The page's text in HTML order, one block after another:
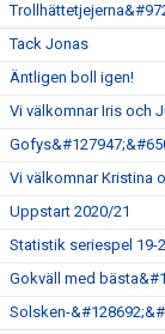
Tack Jonas
Äntligen boll igen!
Vi välkomnar Iris och
Vi välkomnar Kristina
Uppstart 2020/21
Statistik seriespel 19-
Gokväll med
Solsken-